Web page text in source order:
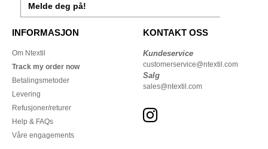
Melde deg på!
INFORMASJON
Om Ntextil
Track my order now
Betalingsmetoder
Levering
Refusjoner/returer
Help & FAQs
Våre engagements
KONTAKT OSS
Kundeservice
customerservice@ntextil.com
Salg
sales@ntextil.com